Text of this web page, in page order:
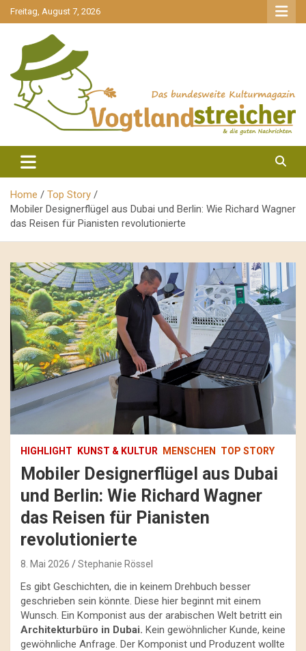
gehe
zum
Freitag, August 7, 2026
Vogtlandstreicher
Home
Top Story
Mobiler Designerflügel aus Dubai und Berlin: Wie Richard Wagner
das Reisen für Pianisten revolutionierte
HIGHLIGHT KUNST & KULTUR MENSCHEN TOP STORY
Mobiler Designerflügel aus Dubai
und Berlin: Wie Richard Wagner
das Reisen für Pianisten
revolutionierte
8. Mai 2026 Stephanie Rössel
Es gibt Geschichten, die in keinem Drehbuch besser
geschrieben sein könnte. Diese hier beginnt mit einem
Wunsch. Ein Komponist aus der arabischen Welt betritt ein
Architekturbüro in Dubai. Kein gewöhnlicher Kunde, keine
gewöhnliche Anfrage. Der Komponist und Produzent wollte